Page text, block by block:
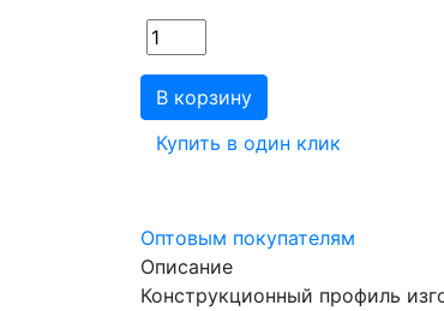
В корзину
Купить в один клик
Оптовым покупателям
Описание
Конструкционный профиль